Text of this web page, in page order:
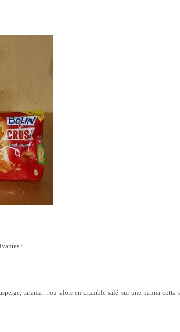
:
tarama….ou alors en crumble salé sur une panna cotta